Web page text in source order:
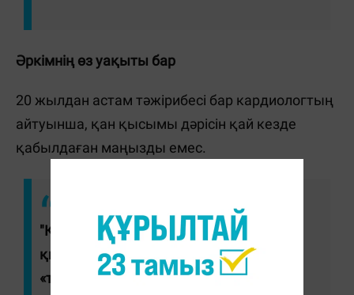
Әркімнің өз уақыты бар
20 жылдан астам тәжірибесі бар кардиологтың
айтуынша, қан қысымы дәрісін қай кезде
қабылдаған маңызды емес.
"Күндізгі уақытта адамдарда түрлі
қысым болады. Бұл қан қысымының
«тәуліктік профилі» деп аталады. Сол